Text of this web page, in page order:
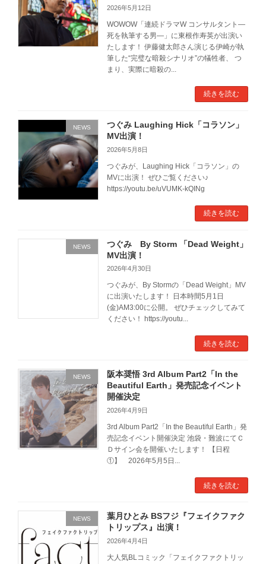
2026年5月12日
WOWOW「連続ドラマW コンサルタント―
死を執筆する男―」に東根作寿英が出演い
たします！ 伊藤健太郎さん演じる伊崎が執
筆した“完璧な暗殺シナリオ”の犠牲者、 つ
まり、実際に暗殺の...
続きを読む
NEWS
つぐみ Laughing Hick「コラソン」
MV出演！
2026年5月8日
つぐみが、Laughing Hick「コラソン」の
MVに出演！ ぜひご覧ください♪
https://youtu.be/uVUMK-kQINg
続きを読む
NEWS
つぐみ By Storm 「Dead Weight」
MV出演！
2026年4月30日
つぐみが、By Stormの「Dead Weight」MV
に出演いたします！ 日本時間5月1日
(金)AM3:00に公開。 ぜひチェックしてみて
ください！ https://youtu...
続きを読む
NEWS
阪本奨悟 3rd Album Part2「In the
Beautiful Earth」発売記念イベント
開催決定
2026年4月9日
3rd Album Part2「In the Beautiful Earth」発
売記念イベント開催決定 池袋・難波にてＣ
Ｄサイン会を開催いたします！ 【日程
①】 2026年5月5日...
続きを読む
NEWS
葉月ひとみ BSフジ『フェイクファク
トリップス』出演！
2026年4月4日
大人気BLコミック「フェイクファクトリッ